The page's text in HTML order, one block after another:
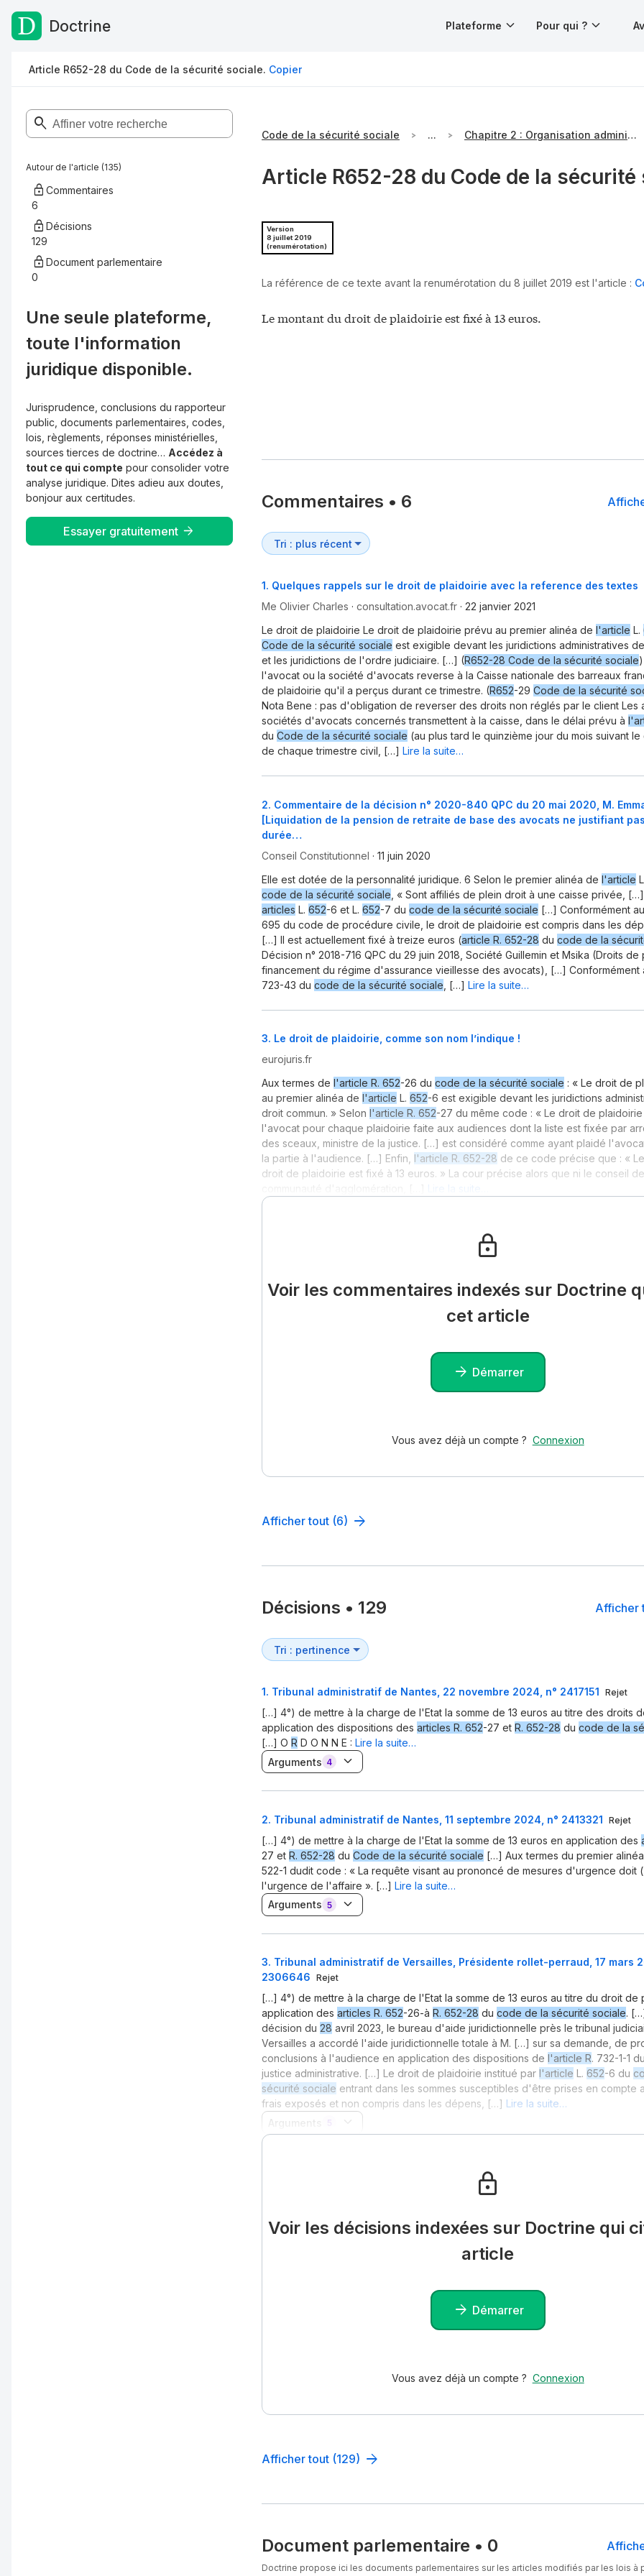
Passer au contenu
Doctrine Plateforme Pour qui ?
Article R652-28 du Code de la sécurité sociale. Copier
Autour de l'article (135)
Commentaires
6
Décisions
129
Document parlementaire
0
Une seule plateforme,
toute l'information
juridique disponible.
Jurisprudence, conclusions du rapporteur
public, documents parlementaires, codes,
lois, règlements, réponses ministérielles,
sources tierces de doctrine… Accédez à
tout ce qui compte pour consolider votre
analyse juridique. Dites adieu aux doutes,
bonjour aux certitudes.
Essayer gratuitement
Code de la sécurité sociale ... Chapitre 2 : Organisation administrative et financière
Article R652-28 du Code de la sécurité
Version
8 juillet 2019
(renumérotation)
La référence de ce texte avant la renumérotation du 8 juillet 2019 est l'article :
Le montant du droit de plaidoirie est fixé à 13 euros.
Commentaires • 6
1. Quelques rappels sur le droit de plaidoirie avec la reference des textes
Me Olivier Charles · consultation.avocat.fr · 22 janvier 2021
Le droit de plaidoirie Le droit de plaidoirie prévu au premier alinéa de l'article L.
Code de la sécurité sociale est exigible devant les juridictions administratives
et les juridictions de l'ordre judiciaire. […] (R652-28 Code de la sécurité sociale
l'avocat ou la société d'avocats reverse à la Caisse nationale des barreaux
de plaidoirie qu'il a perçus durant ce trimestre. (R652-29 Code de la sécurité
Nota Bene : pas d'obligation de reverser des droits non réglés par le client Les
sociétés d'avocats concernés transmettent à la caisse, dans le délai prévu à
du Code de la sécurité sociale (au plus tard le quinzième jour du mois suivant
de chaque trimestre civil, […] Lire la suite…
2. Commentaire de la décision n° 2020-840 QPC du 20 mai 2020, M.
[Liquidation de la pension de retraite de base des avocats ne justifiant pas
durée…
Conseil Constitutionnel · 11 juin 2020
Elle est dotée de la personnalité juridique. 6 Selon le premier alinéa de l'article
code de la sécurité sociale , « Sont affiliés de plein droit à une caisse privée,
articles L. 652-6 et L. 652-7 du code de la sécurité sociale […] Conformément
695 du code de procédure civile, le droit de plaidoirie est compris dans les
[…] Il est actuellement fixé à treize euros (article R. 652-28 du code de la
Décision n° 2018-716 QPC du 29 juin 2018, Société Guillemin et Msika (Droits
financement du régime d'assurance vieillesse des avocats), […] Conformément
723-43 du code de la sécurité sociale , […] Lire la suite…
3. Le droit de plaidoirie, comme son nom l’indique !
eurojuris.fr
Aux termes de l'article R. 652-26 du code de la sécurité sociale : « Le droit de
au premier alinéa de l'article L. 652-6 est exigible devant les juridictions
droit commun. » Selon l'article R. 652-27 du même code : « Le droit de
l'avocat pour chaque plaidoirie faite aux audiences dont la liste est fixée par
des sceaux, ministre de la justice. […] est considéré comme ayant plaidé
la partie à l'audience. […] Enfin, l'article R. 652-28 de ce code précise que : «
droit de plaidoirie est fixé à 13 euros. » La cour précise alors que ni le conseil
Lire la suite…
Voir les commentaires indexés sur Doctrine
cet article
Démarrer
Vous avez déjà un compte ? Connexion
Afficher tout (6)
Décisions • 129 Afficher
1. Tribunal administratif de Nantes, 22 novembre 2024, n° 2417151 Rejet
[…] 4°) de mettre à la charge de l'Etat la somme de 13 euros au titre des droits
application des dispositions des articles R. 652-27 et R. 652-28 du code de la
[…] O R D O N N E : Lire la suite…
Arguments 4
2. Tribunal administratif de Nantes, 11 septembre 2024, n° 2413321 Rejet
[…] 4°) de mettre à la charge de l'Etat la somme de 13 euros en application des
27 et R. 652-28 du Code de la sécurité sociale […] Aux termes du premier
522-1 dudit code : « La requête visant au prononcé de mesures d'urgence doit
l'urgence de l'affaire ». […] Lire la suite…
Arguments 5
3. Tribunal administratif de Versailles, Présidente rollet-perraud, 17 mars
2306646 Rejet
[…] 4°) de mettre à la charge de l'Etat la somme de 13 euros au titre du droit de
application des articles R. 652-26-à R. 652-28 du code de la sécurité sociale.
décision du 28 avril 2023, le bureau d'aide juridictionnelle près le tribunal
Versailles a accordé l'aide juridictionnelle totale à M. […] sur sa demande, de
conclusions à l'audience en application des dispositions de l'article R. 732-1-1
justice administrative. […] Le droit de plaidoirie institué par l'article L. 652-6 du
sécurité sociale entrant dans les sommes susceptibles d'être prises en compte
frais exposés et non compris dans les dépens, […] Lire la suite…
Arguments
5
Voir les décisions indexées sur Doctrine qui
article
Démarrer
Vous avez déjà un compte ? Connexion
Afficher tout (129)
Document parlementaire • 0
Doctrine propose ici les documents parlementaires sur les articles modifiés par les lois à